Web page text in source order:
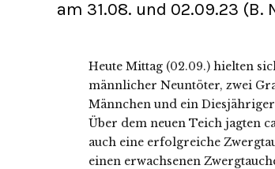
am 31.08. und 02.09.23 (B.
Heute Mittag (02.09.) hielten
männlicher Neuntöter, zwei
Männchen und ein
Über dem neuen Teich jagten
auch eine erfolgreiche
einen erwachsenen